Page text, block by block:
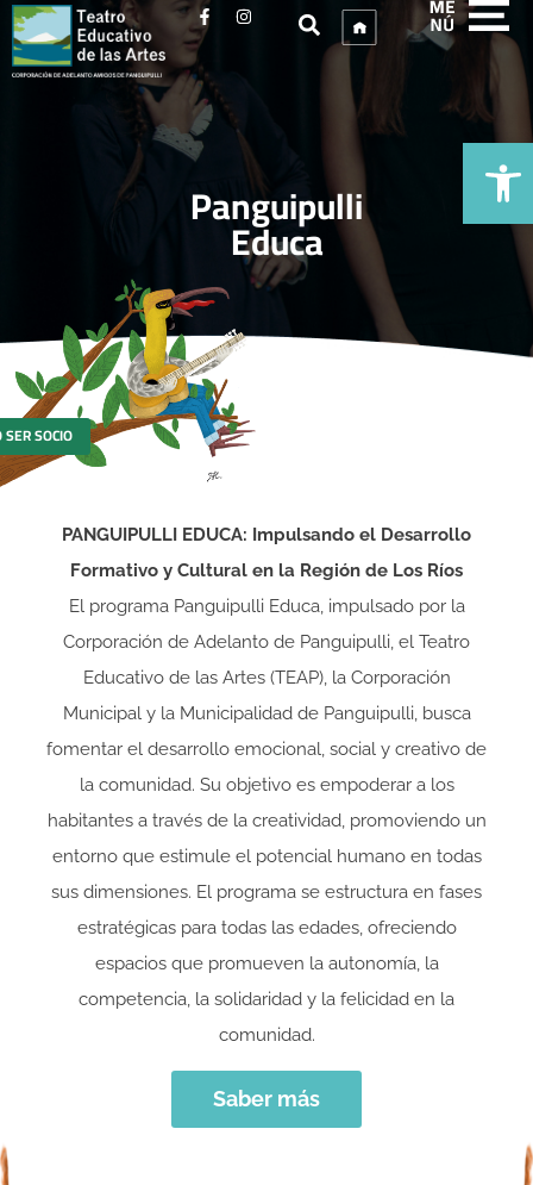
SOCIO
Panguipulli
Educa
PANGUIPULLI EDUCA: Impulsando el Desarrollo
Formativo y Cultural en la Región de Los Ríos
El programa Panguipulli Educa, impulsado por la
Corporación de Adelanto de Panguipulli, el Teatro
Educativo de las Artes (TEAP), la Corporación
Municipal y la Municipalidad de Panguipulli, busca
fomentar el desarrollo emocional, social y creativo de
la comunidad. Su objetivo es empoderar a los
habitantes a través de la creatividad, promoviendo un
entorno que estimule el potencial humano en todas
sus dimensiones. El programa se estructura en fases
estratégicas para todas las edades, ofreciendo
espacios que promueven la autonomía, la
competencia, la solidaridad y la felicidad en la
comunidad.
Saber más